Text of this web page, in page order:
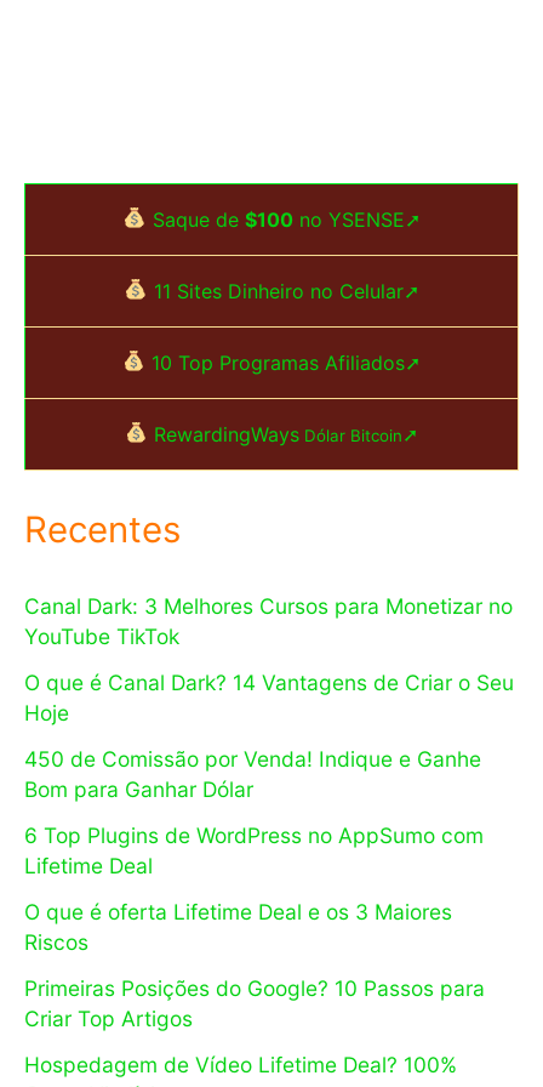
Saque de $100no YSENSE➚
11 Sites Dinheiro no Celular➚
10 Top Programas Afiliados➚
RewardingWays Dólar Bitcoin➚
Recentes
Canal Dark: 3 Melhores Cursos para Monetizar no
YouTube TikTok
O que é Canal Dark? 14 Vantagens de Criar o Seu
Hoje
450 de Comissão por Venda! Indique e Ganhe
Bom para Ganhar Dólar
6 Top Plugins de WordPress no AppSumo com
Lifetime Deal
O que é oferta Lifetime Deal e os 3 Maiores
Riscos
Primeiras Posições do Google? 10 Passos para
Criar Top Artigos
Hospedagem de Vídeo Lifetime Deal? 100%